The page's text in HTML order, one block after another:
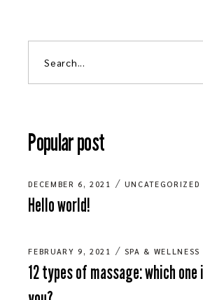
Popular post
DECEMBER 6, 2021 UNCATEGORIZED
Hello world!
FEBRUARY 9, 2021 SPA & WELLNESS
12 types of massage: which